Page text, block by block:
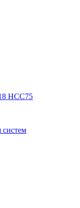
HCC75
систем